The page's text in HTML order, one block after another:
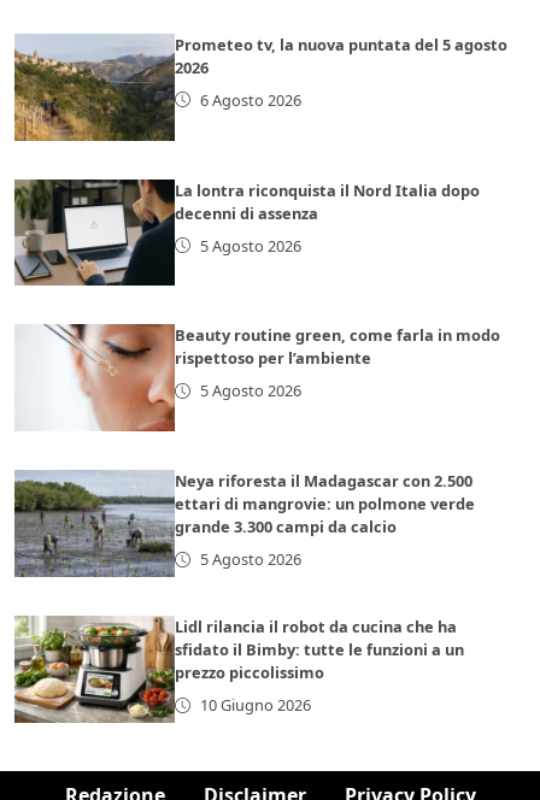
Prometeo tv, la nuova puntata del 5 agosto
2026
6 Agosto 2026
La lontra riconquista il Nord Italia dopo
decenni di assenza
5 Agosto 2026
Beauty routine green, come farla in modo
rispettoso per l’ambiente
5 Agosto 2026
Neya riforesta il Madagascar con 2.500
ettari di mangrovie: un polmone verde
grande 3.300 campi da calcio
5 Agosto 2026
Lidl rilancia il robot da cucina che ha
sfidato il Bimby: tutte le funzioni a un
prezzo piccolissimo
10 Giugno 2026